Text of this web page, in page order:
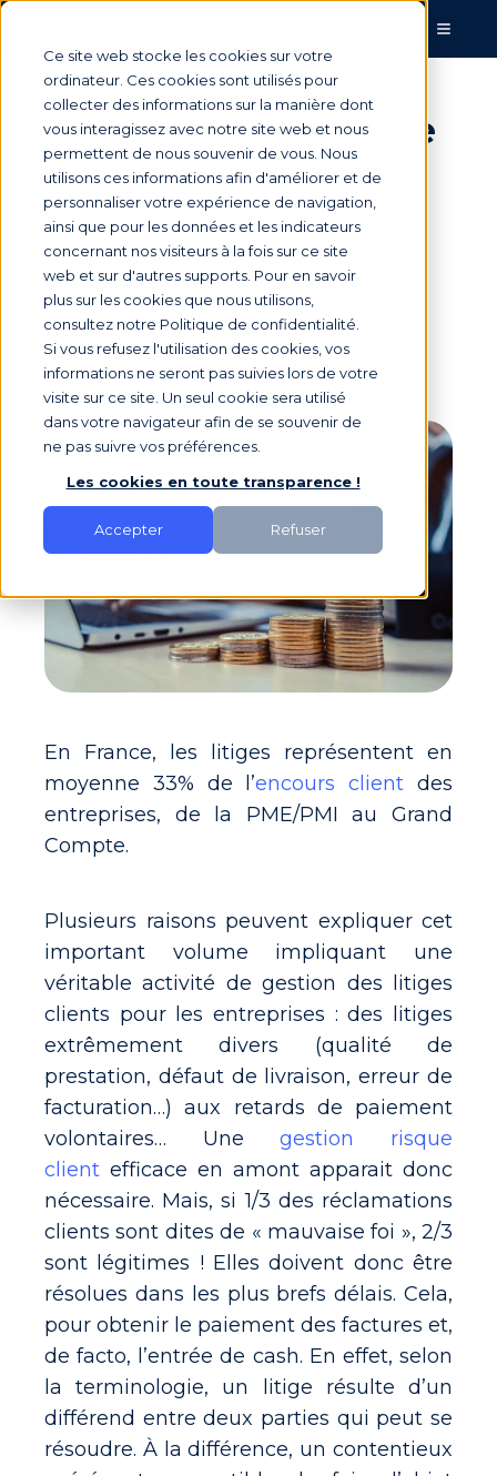
Ce site web stocke les cookies sur votre
ordinateur. Ces cookies sont utilisés pour
collecter des informations sur la manière dont
vous interagissez avec notre site web et nous
permettent de nous souvenir de vous. Nous
utilisons ces informations afin d'améliorer et de
personnaliser votre expérience de navigation,
ainsi que pour les données et les indicateurs
concernant nos visiteurs à la fois sur ce site
web et sur d'autres supports. Pour en savoir
plus sur les cookies que nous utilisons,
consultez notre Politique de confidentialité.
Si vous refusez l'utilisation des cookies, vos
informations ne seront pas suivies lors de votre
visite sur ce site. Un seul cookie sera utilisé
dans votre navigateur afin de se souvenir de
ne pas suivre vos préférences.
Les cookies en toute transparence !
Accepter Refuser
Tracez votre route de
gestion des litiges
clients pour
développer vos
profits financiers !
Par Armelle Mathieu le 28 avr. 2026, 17:56:57
En France, les litiges représentent en
moyenne 33% de l’encours client des
entreprises, de la PME/PMI au Grand
Compte.
Plusieurs raisons peuvent expliquer cet
important volume impliquant une
véritable activité de gestion des litiges
clients pour les entreprises : des litiges
extrêmement divers (qualité de
prestation, défaut de livraison, erreur de
facturation…) aux retards de paiement
volontaires… Unegestion risque
client efficace en amont apparait donc
nécessaire. Mais, si 1/3 des réclamations
clients sont dites de « mauvaise foi », 2/3
sont légitimes ! Elles doivent donc être
résolues dans les plus brefs délais. Cela,
pour obtenir le paiement des factures et,
de facto, l’entrée de cash. En effet, selon
la terminologie, un litige résulte d’un
différend entre deux parties qui peut se
résoudre. À la différence, un contentieux